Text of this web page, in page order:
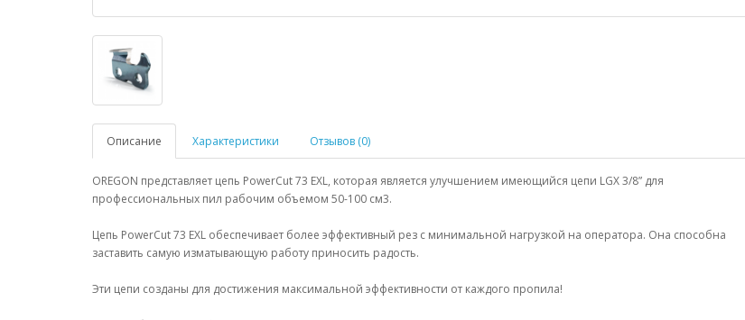
Описание Характеристики Отзывов (0)
OREGON представляет цепь PowerCut 73 EXL, которая является улучшением имеющийся цепи LGX 3/8” для
профессиональных пил рабочим объемом 50-100 см3.
Цепь PowerCut 73 EXL обеспечивает более эффективный рез с минимальной нагрузкой на оператора. Она способна
заставить самую изматывающую работу приносить радость.
Эти цепи созданы для достижения максимальной эффективности от каждого пропила!